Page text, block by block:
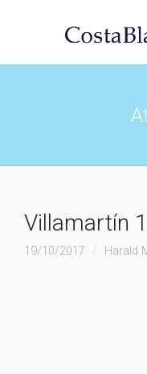
Villamartín
19/10/2017 Harald